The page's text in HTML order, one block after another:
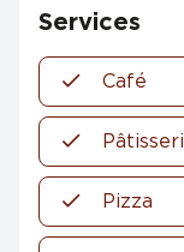
Services
Café
Pizza